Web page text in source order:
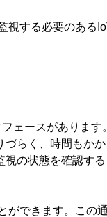
視する必要のある
ェースがありま
らく、時間もか
の状態を確認する
ができます。この